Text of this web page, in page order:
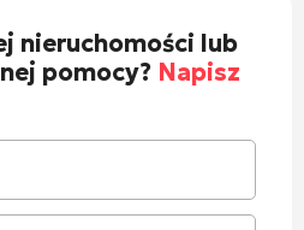
nieruchomości lub
pomocy? Napisz